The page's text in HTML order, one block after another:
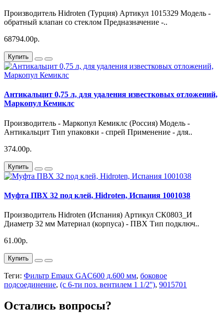
Производитель Hidroten (Турция) Артикул 1015329 Модель -
обратный клапан со стеклом Предназначение -..
68794.00р.
Купить
Антикальцит 0,75 л, для удаления известковых отложений,
Маркопул Кемиклс
Производитель - Маркопул Кемиклс (Россия) Модель -
Антикальцит Тип упаковки - спрей Применение - для..
374.00р.
Купить
Муфта ПВХ 32 под клей, Hidroten, Испания 1001038
Производитель Hidroten (Испания) Артикул СК0803_И
Диаметр 32 мм Материал (корпуса) - ПВХ Тип подключ..
61.00р.
Купить
Теги: Фильтр Emaux GAC600 д.600 мм, боковое
подсоединение, (с 6-ти поз. вентилем 1 1/2''), 9015701
Остались вопросы?